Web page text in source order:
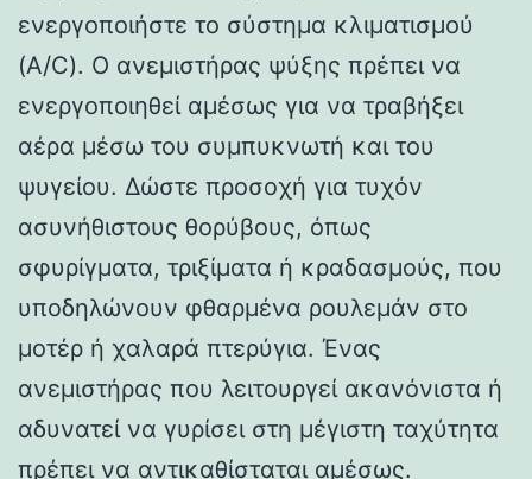
ενεργοποιήστε το σύστημα κλιματισμού
(A/C). Ο ανεμιστήρας ψύξης πρέπει να
ενεργοποιηθεί αμέσως για να τραβήξει
αέρα μέσω του συμπυκνωτή και του
ψυγείου. Δώστε προσοχή για τυχόν
ασυνήθιστους θορύβους, όπως
σφυρίγματα, τριξίματα ή κραδασμούς, που
υποδηλώνουν φθαρμένα ρουλεμάν στο
μοτέρ ή χαλαρά πτερύγια. Ένας
ανεμιστήρας που λειτουργεί ακανόνιστα ή
αδυνατεί να γυρίσει στη μέγιστη ταχύτητα
πρέπει να αντικαθίσταται αμέσως.